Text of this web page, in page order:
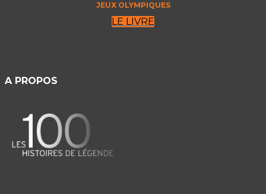
JEUX OLYMPIQUES
LE LIVRE
A PROPOS